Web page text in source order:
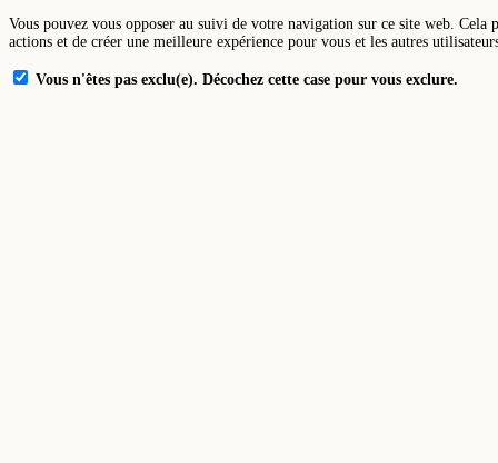
Vous pouvez vous opposer au suivi de votre navigation sur ce site web.
actions et de créer une meilleure expérience pour vous et les autres
Vous n'êtes pas exclu(e). Décochez cette case pour vous exclure.